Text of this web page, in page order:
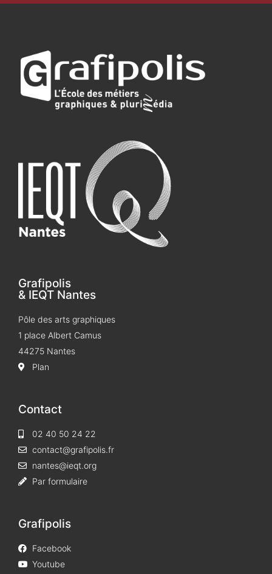
Grafipolis
& IEQT Nantes
Pôle des arts graphiques
1 place Albert Camus
44275 Nantes
Plan
Contact
02 40 50 24 22
contact@grafipolis.fr
nantes@ieqt.org
Par formulaire
Grafipolis
Facebook
Youtube